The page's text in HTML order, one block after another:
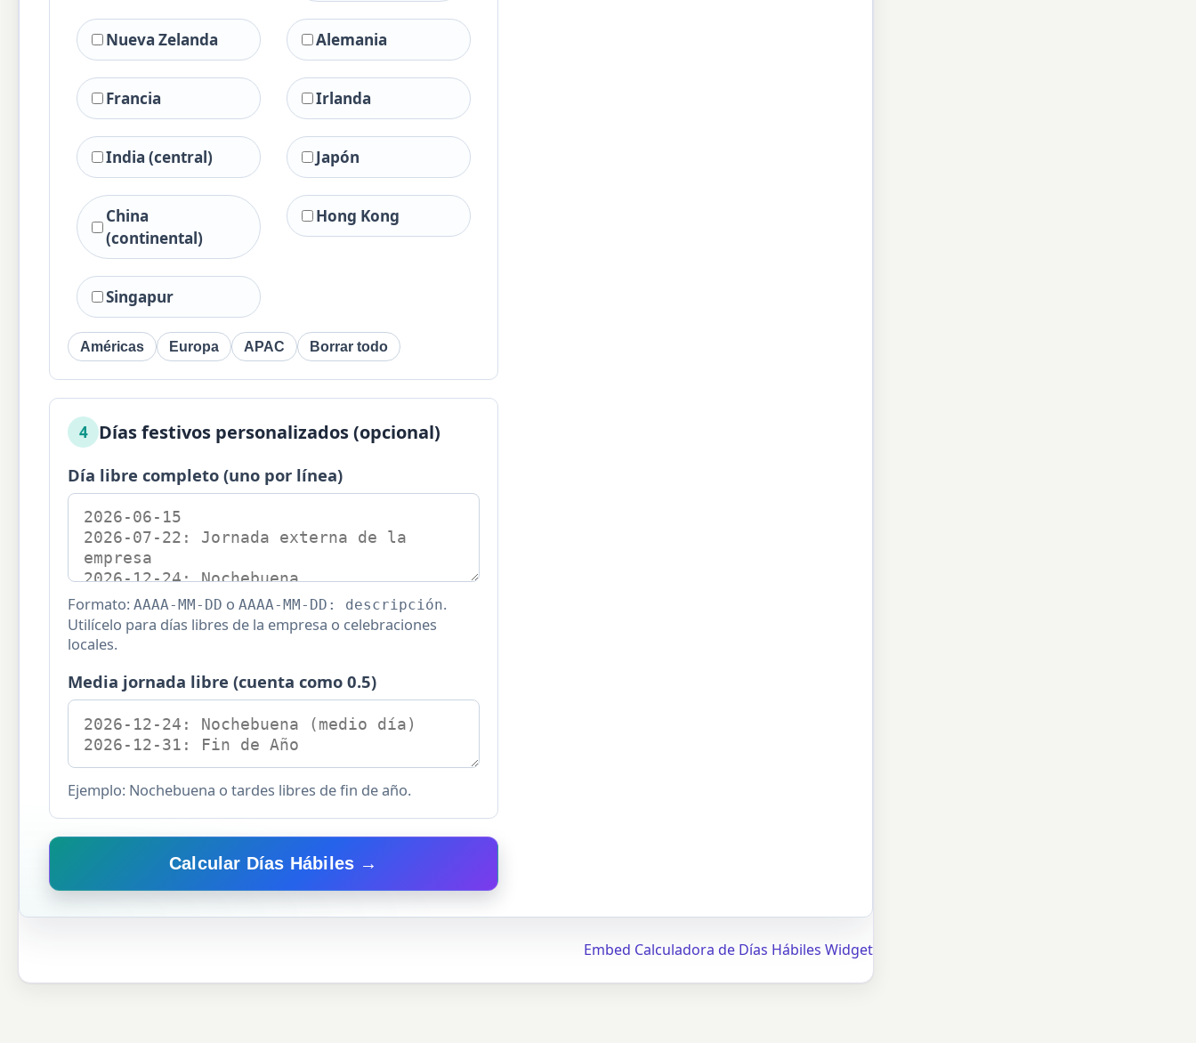
Nueva Zelanda Alemania
Francia Irlanda
India (central) Japón
China
(continental)
Hong Kong
Singapur
Américas Europa APAC Borrar todo
4 Días festivos personalizados (opcional)
Día libre completo (uno por línea)
Formato: AAAA-MM-DD o AAAA-MM-DD: descripción.
Utilícelo para días libres de la empresa o celebraciones
locales.
Media jornada libre (cuenta como 0.5)
Ejemplo: Nochebuena o tardes libres de fin de año.
Calcular Días Hábiles →
Embed Calculadora de Días Hábiles Widget